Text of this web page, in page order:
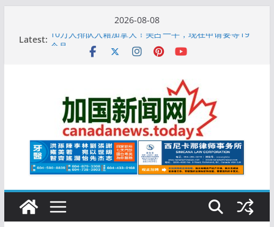
2026-08-08
Latest: 10万人排队入籍加拿大！美占一半，现在申请要等19
安省16岁少女当街遭围殴, 打成脑震荡! 大批人起哄拍
特鲁多半裸与水果姐海滩激吻! 热恋一年感情持续升温
更多名校恢复SAT 考试，新学年大学申请开跑7个大不